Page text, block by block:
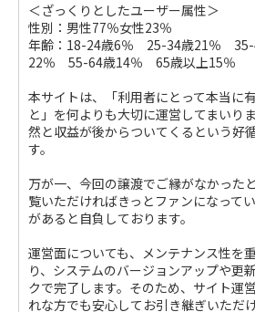
＜ざっくりとしたユーザー属性＞
性別：男性77％女性23％
年齢：18-24歳6％ 25-34歳21％
22％ 55-64歳14％ 65歳以上15％
本サイトは、「利用者にとって本当に
と」を何よりも大切に運営してまいり
然と収益が後からついてくるという好
す。
万が一、今回の譲渡でご縁がなかった
覧いただければきっとファンになって
があると自負しております。
運営面についても、メンテナンス性を
り、システムのバージョンアップや更
クで完了します。そのため、サイト運
れな方でも安心してお引き継ぎいただ